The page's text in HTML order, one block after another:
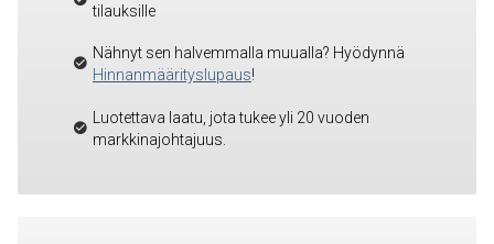
tilauksille
Nähnyt sen halvemmalla muualla? Hyödynnä
Hinnanmäärityslupaus!
Luotettava laatu, jota tukee yli 20 vuoden
markkinajohtajuus.